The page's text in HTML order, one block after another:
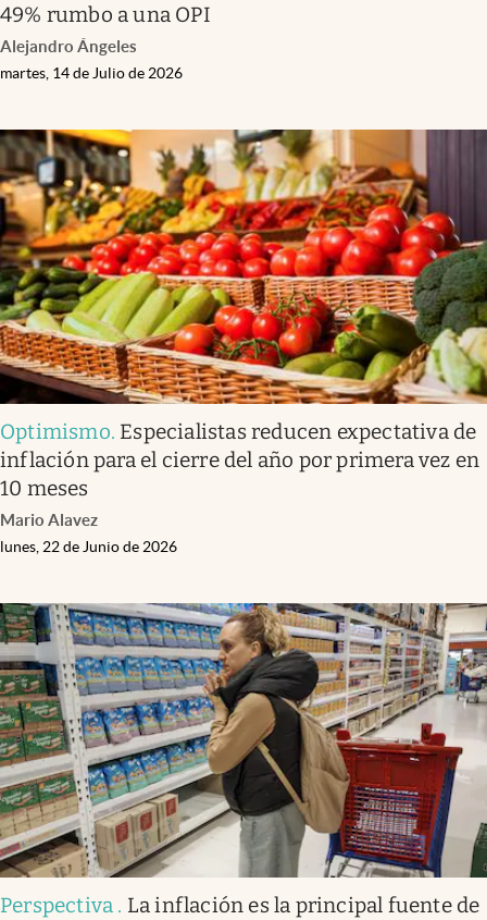
49% rumbo a una OPI
Alejandro Ángeles
martes, 14 de Julio de 2026
Optimismo. Especialistas reducen expectativa de
inflación para el cierre del año por primera vez en
10 meses
Mario Alavez
lunes, 22 de Junio de 2026
Perspectiva . La inflación es la principal fuente de